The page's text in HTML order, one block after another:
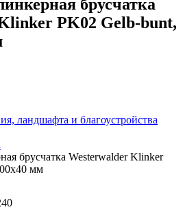
брусчатка
PK02 Gelb-bunt,
ландшафта и благоустройства
брусчатка Westerwalder Klinker
мм